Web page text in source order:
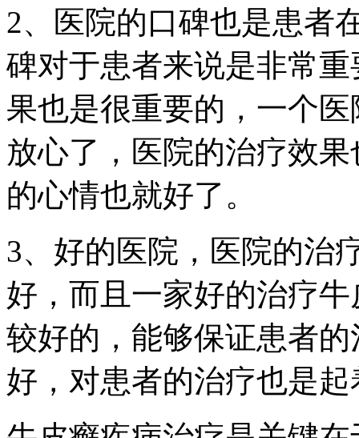
2、医院的口碑也是患者
碑对于患者来说是非常
果也是很重要的，一个
放心了，医院的治疗效
的心情也就好了。
3、好的医院，医院的治
好，而且一家好的治疗
较好的，能够保证患者
好，对患者的治疗也是